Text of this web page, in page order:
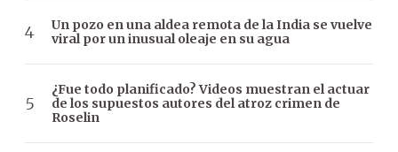
Un pozo en una aldea remota de la India se vuelve
viral por un inusual oleaje en su agua
¿Fue todo planificado? Videos muestran el actuar
de los supuestos autores del atroz crimen de
Roselin